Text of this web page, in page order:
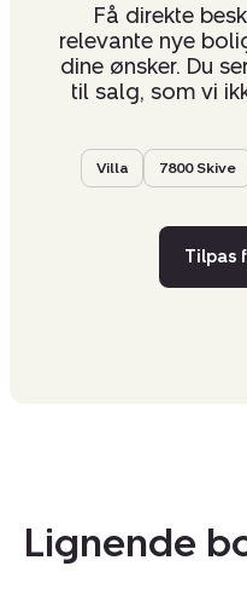
Få direkte
relevante nye
dine ønsker. Du
til salg, som vi
Villa 7800 Skive
Tilpas
Lignende